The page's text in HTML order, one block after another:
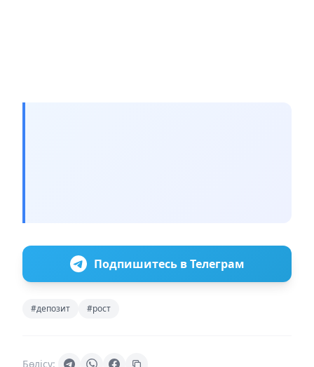
Подпишитесь в Телеграм
#депозит #рост
Бөлісу: